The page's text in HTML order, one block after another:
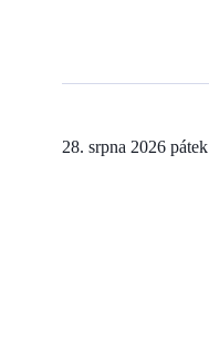
28. srpna 2026 pátek